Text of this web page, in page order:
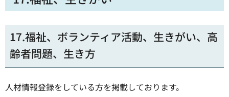
17.福祉、ボランティア活動、生きがい、高
齢者問題、生き方
人材情報登録をしている方を掲載しております。